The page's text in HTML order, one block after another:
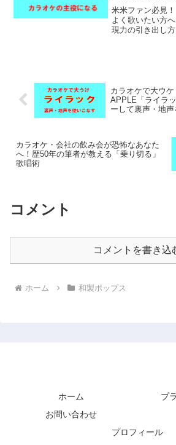
米米ファン必見
よく歌いたい方
現力の引き出し
カラオケで大ウ
APPLE「ライラ
ーして裏声・地
カラオケ・会社の飲み会が恐怖なあなた
へ！歴50年の筆者が教える「乗り切る」
歌唱術
コメント
コメントを書き込
ホーム 和製ポップス
ホーム
プ
お問い合わせ
プロフィール